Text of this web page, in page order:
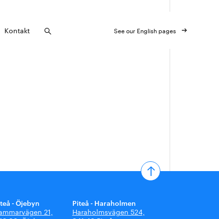
Kontakt See our English pages
- Öjebyn
21,
Piteå - Haraholmen
Haraholmsvägen 524,